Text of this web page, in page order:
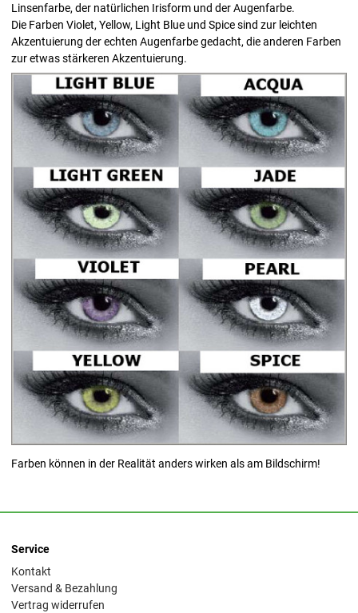
Linsenfarbe, der natürlichen Irisform und der Augenfarbe.
Die Farben Violet, Yellow, Light Blue und Spice sind zur leichten
Akzentuierung der echten Augenfarbe gedacht, die anderen Farben
zur etwas stärkeren Akzentuierung.
Farben können in der Realität anders wirken als am Bildschirm!
Service
Kontakt
Versand & Bezahlung
Vertrag widerrufen